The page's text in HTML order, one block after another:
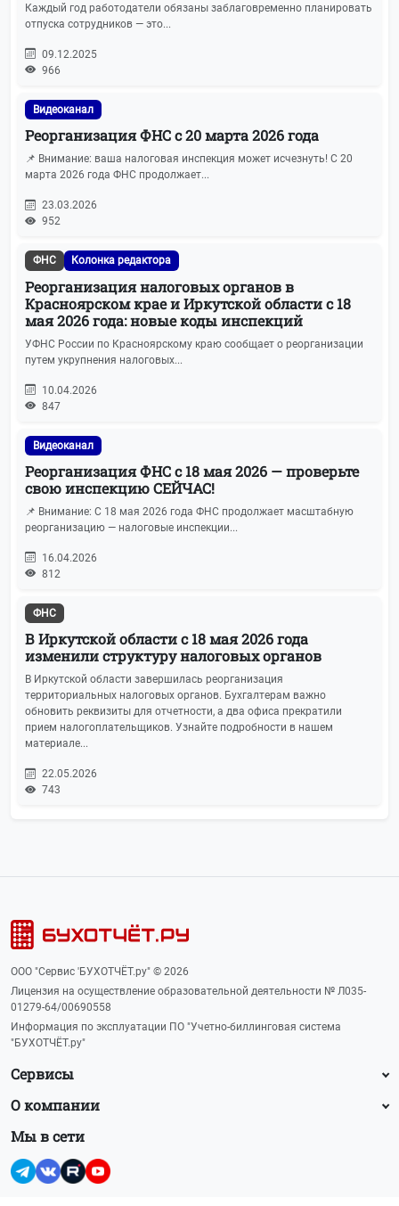
Каждый год работодатели обязаны заблаговременно планировать
отпуска сотрудников — это...
09.12.2025
966
Видеоканал
Реорганизация ФНС с 20 марта 2026 года
📌 Внимание: ваша налоговая инспекция может исчезнуть! С 20
марта 2026 года ФНС продолжает...
23.03.2026
952
ФНС Колонка редактора
Реорганизация налоговых органов в
Красноярском крае и Иркутской области с 18
мая 2026 года: новые коды инспекций
УФНС России по Красноярскому краю сообщает о реорганизации
путем укрупнения налоговых...
10.04.2026
847
Видеоканал
Реорганизация ФНС с 18 мая 2026 — проверьте
свою инспекцию СЕЙЧАС!
📌 Внимание: С 18 мая 2026 года ФНС продолжает масштабную
реорганизацию — налоговые инспекции...
16.04.2026
812
ФНС
В Иркутской области с 18 мая 2026 года
изменили структуру налоговых органов
В Иркутской области завершилась реорганизация
территориальных налоговых органов. Бухгалтерам важно
обновить реквизиты для отчетности, а два офиса прекратили
прием налогоплательщиков. Узнайте подробности в нашем
материале...
22.05.2026
743
ООО "Сервис 'БУХОТЧЁТ.ру" © 2026
Лицензия на осуществление образовательной деятельности № Л035-
01279-64/00690558
Информация по эксплуатации ПО "Учетно-биллинговая система
"БУХОТЧЁТ.ру"
Сервисы
О компании
Мы в сети